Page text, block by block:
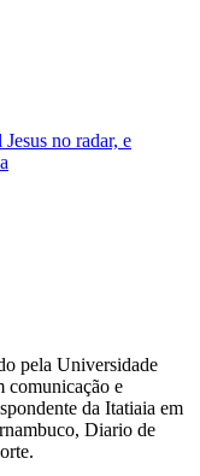
no radar, e
pela Universidade
comunicação e
da Itatiaia em
Diario de